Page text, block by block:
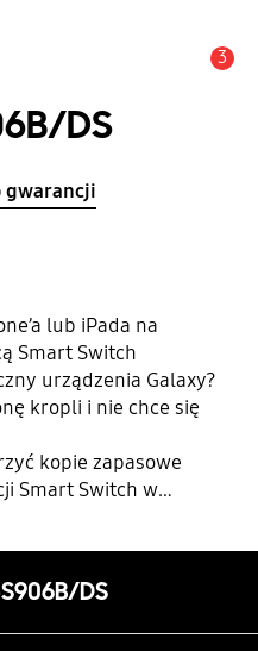
3
DS
gwarancji
lub iPada na
Smart Switch
urządzenia Galaxy?
kropli i nie chce się
kopie zapasowe
Smart Switch w
DS